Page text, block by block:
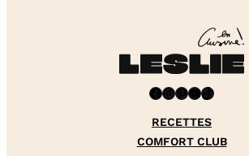
Facebook InstagramPinterest YouTube TikTok
RECETTES
COMFORT CLUB